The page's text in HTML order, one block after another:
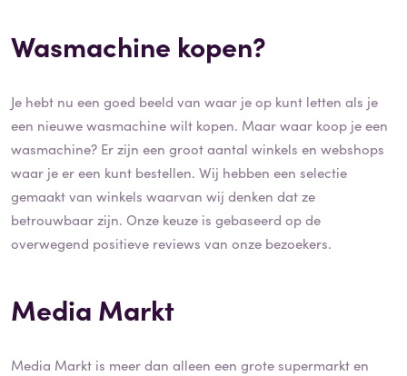
Wasmachine kopen?
Je hebt nu een goed beeld van waar je op kunt letten als je
een nieuwe wasmachine wilt kopen. Maar waar koop je een
wasmachine? Er zijn een groot aantal winkels en webshops
waar je er een kunt bestellen. Wij hebben een selectie
gemaakt van winkels waarvan wij denken dat ze
betrouwbaar zijn. Onze keuze is gebaseerd op de
overwegend positieve reviews van onze bezoekers.
Media Markt
Media Markt is meer dan alleen een grote supermarkt en